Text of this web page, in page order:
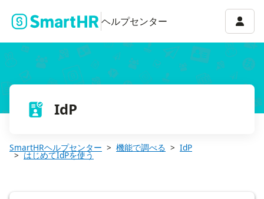
ヘルプセンター アカ
IdP
SmartHRヘルプセンター 機能で調べる IdP
はじめてIdPを使う